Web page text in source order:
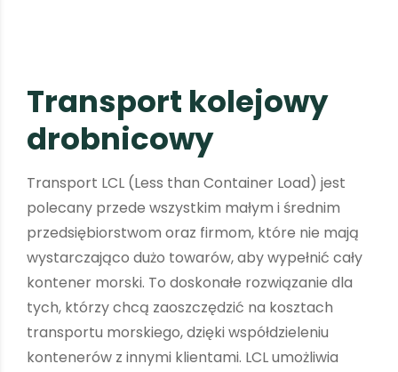
Transport kolejowy
drobnicowy
Transport LCL (Less than Container Load) jest
polecany przede wszystkim małym i średnim
przedsiębiorstwom oraz firmom, które nie mają
wystarczająco dużo towarów, aby wypełnić cały
kontener morski. To doskonałe rozwiązanie dla
tych, którzy chcą zaoszczędzić na kosztach
transportu morskiego, dzięki współdzieleniu
kontenerów z innymi klientami. LCL umożliwia